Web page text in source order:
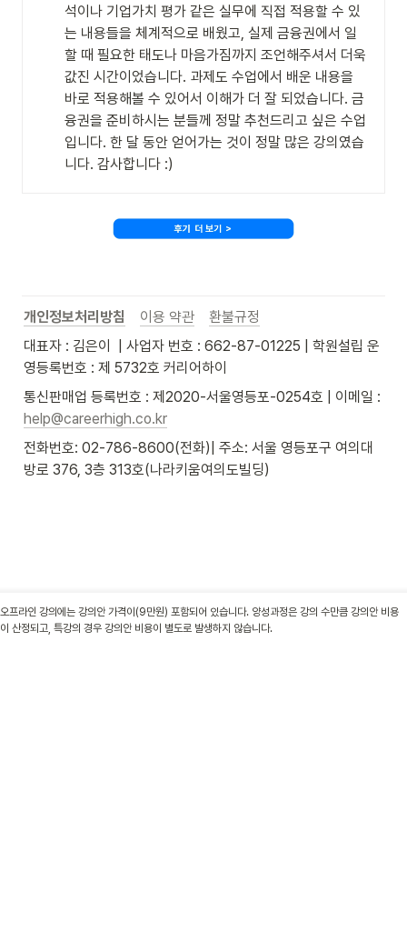
석이나 기업가치 평가 같은 실무에 직접 적용할 수 있
는 내용들을 체계적으로 배웠고, 실제 금융권에서 일
할 때 필요한 태도나 마음가짐까지 조언해주셔서 더욱
값진 시간이었습니다. 과제도 수업에서 배운 내용을
바로 적용해볼 수 있어서 이해가 더 잘 되었습니다. 금
융권을 준비하시는 분들께 정말 추천드리고 싶은 수업
입니다. 한 달 동안 얻어가는 것이 정말 많은 강의였습
니다. 감사합니다 :)
개인정보처리방침 이용 약관
환불규정
대표자 : 김은이  | 사업자 번호 : 662-87-01225 | 학원설립 운
영등록번호 : 제 5732호 커리어하이
help@careerhigh.co.kr
전화번호: 02-786-8600(전화)| 주소: 서울 영등포구 여의대
방로 376, 3층 313호(나라키움여의도빌딩)
오프라인 강의에는 강의안 가격이(9만원) 포함되어 있습니다. 양성과정은 강의 수만큼 강의안 비용
이 산정되고, 특강의 경우 강의안 비용이 별도로 발생하지 않습니다.